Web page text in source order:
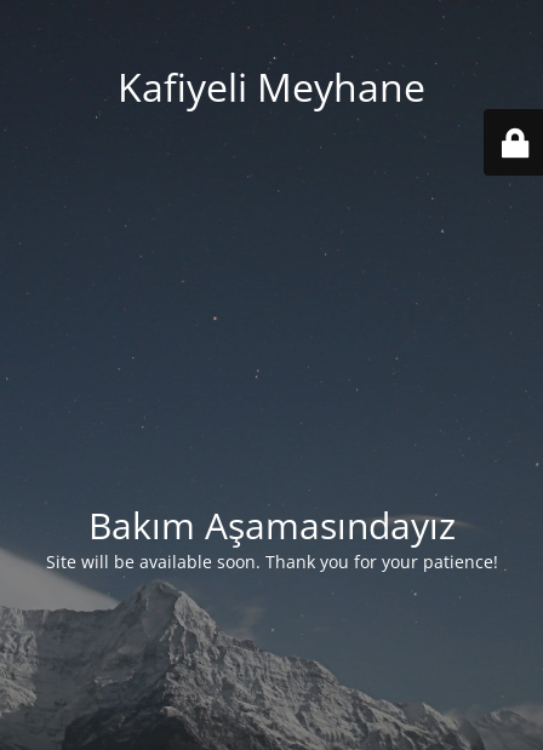
Kafiyeli Meyhane
Bakım Aşamasındayız
Site will be available soon. Thank you for your patience!